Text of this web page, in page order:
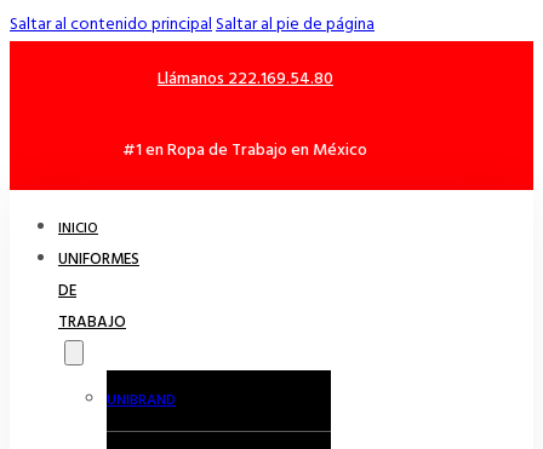
Saltar al contenido principalSaltar al pie de página
Llámanos 222.169.54.80
#1 en Ropa de Trabajo en México
INICIO
UNIFORMES
DE
TRABAJO
UNIBRAND